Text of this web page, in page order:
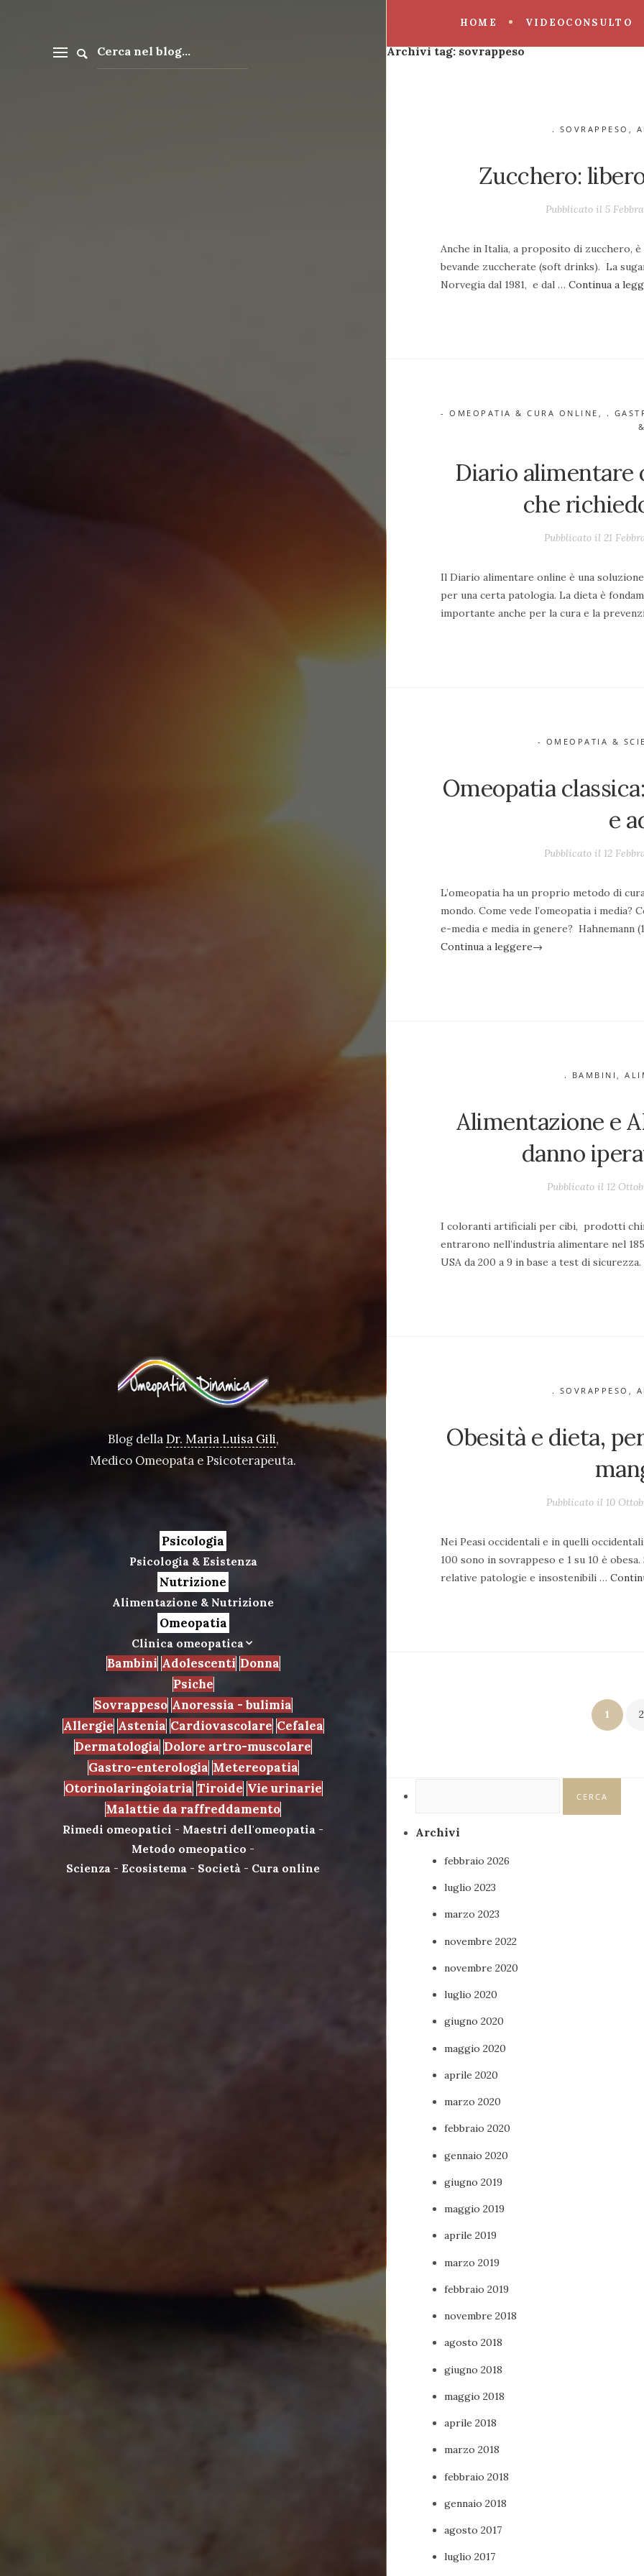
Blog dellaDr. Maria Luisa Gili,
Medico Omeopata e Psicoterapeuta.
Psicologia
Psicologia & Esistenza
Nutrizione
Alimentazione & Nutrizione
Omeopatia
Clinica omeopatica
Bambini Adolescenti Donna
Psiche
Sovrappeso Anoressia - bulimia
Allergie Astenia Cardiovascolare Cefalea
Dermatologia Dolore artro-muscolare
Gastro-enterologia Metereopatia
Otorinolaringoiatria Tiroide Vie urinarie
Malattie da raffreddamento
Rimedi omeopatici - Maestri dell'omeopatia -
Metodo omeopatico -
Scienza - Ecosistema - Società - Cura online
HOME VIDEOCONSULTO
Archivi tag:sovrappeso
. SOVRAPPESO
Zucchero:
Pubblicato il 5
Anche in Italia, a proposito di zucchero, è
bevande zuccherate (soft drinks). La
Norvegia dal 1981, e dal … Continua a
- OMEOPATIA & CURA ONLINE .
Diario alimentare
che
Pubblicato il 21
Il Diario alimentare online è una
per una certa patologia. La dieta è
importante anche per la cura e la
- OMEOPATIA &
Omeopatia
e
Pubblicato il 12
L’omeopatia ha un proprio metodo di
mondo. Come vede l’omeopatia i media?
e-media e media in genere? Hahnemann
Continua a leggere→
. BAMBINI,
Alimentazione e
danno
Pubblicato il 12
I coloranti artificiali per cibi, prodotti
entrarono nell’industria alimentare nel
USA da 200 a 9 in base a test di
. SOVRAPPESO
Obesità e dieta,
Pubblicato il 10
Nei Peasi occidentali e in quelli
100 sono in sovrappeso e 1 su 10 è
relative patologie e insostenibili …
1 2
Archivi
febbraio 2026
luglio 2023
marzo 2023
novembre 2022
novembre 2020
luglio 2020
giugno 2020
maggio 2020
aprile 2020
marzo 2020
febbraio 2020
gennaio 2020
giugno 2019
maggio 2019
aprile 2019
marzo 2019
febbraio 2019
novembre 2018
agosto 2018
giugno 2018
maggio 2018
aprile 2018
marzo 2018
febbraio 2018
gennaio 2018
agosto 2017
luglio 2017